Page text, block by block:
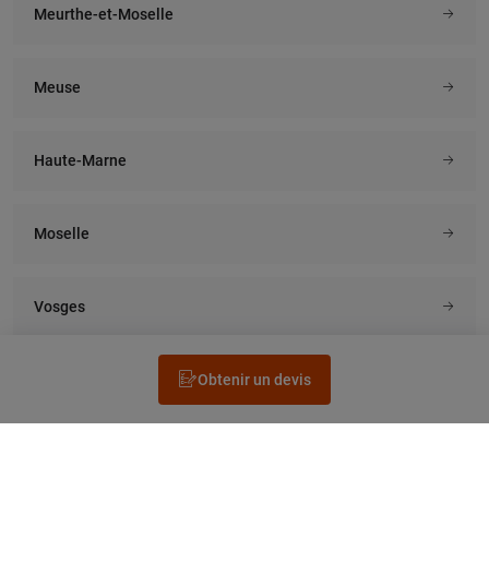
Obtenir un devis
Meurthe-et-Moselle
Meuse
Haute-Marne
Moselle
Vosges